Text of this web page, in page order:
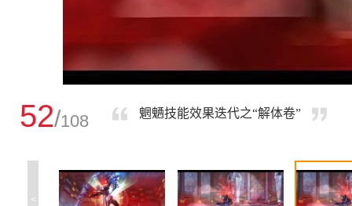
52/108 魍魉技能效果迭代之“解体卷”
<